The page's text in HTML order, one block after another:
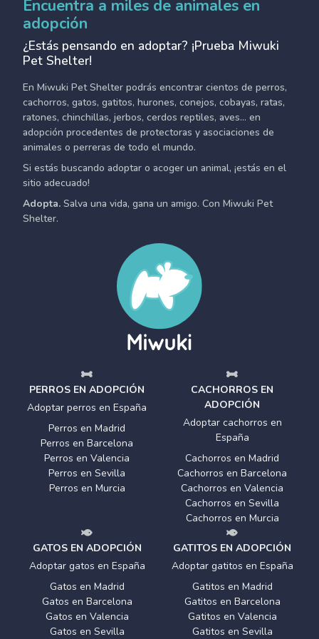
Encuentra a miles de animales en
adopción
¿Estás pensando en adoptar? ¡Prueba Miwuki
Pet Shelter!
En Miwuki Pet Shelter podrás encontrar cientos de perros,
cachorros, gatos, gatitos, hurones, conejos, cobayas, ratas,
ratones, chinchillas, jerbos, cerdos reptiles, aves... en
adopción procedentes de protectoras y asociaciones de
animales o perreras de todo el mundo.
Si estás buscando adoptar o acoger un animal, ¡estás en el
sitio adecuado!
Adopta. Salva una vida, gana un amigo. Con Miwuki Pet
Shelter.
PERROS EN ADOPCIÓN
Adoptar perros en España
Perros en Madrid
Perros en Barcelona
Perros en Valencia
Perros en Sevilla
Perros en Murcia
CACHORROS EN
ADOPCIÓN
Adoptar cachorros en
España
Cachorros en Madrid
Cachorros en Barcelona
Cachorros en Valencia
Cachorros en Sevilla
Cachorros en Murcia
GATOS EN ADOPCIÓN
Adoptar gatos en España
Gatos en Madrid
Gatos en Barcelona
Gatos en Valencia
Gatos en Sevilla
GATITOS EN ADOPCIÓN
Adoptar gatitos en España
Gatitos en Madrid
Gatitos en Barcelona
Gatitos en Valencia
Gatitos en Sevilla